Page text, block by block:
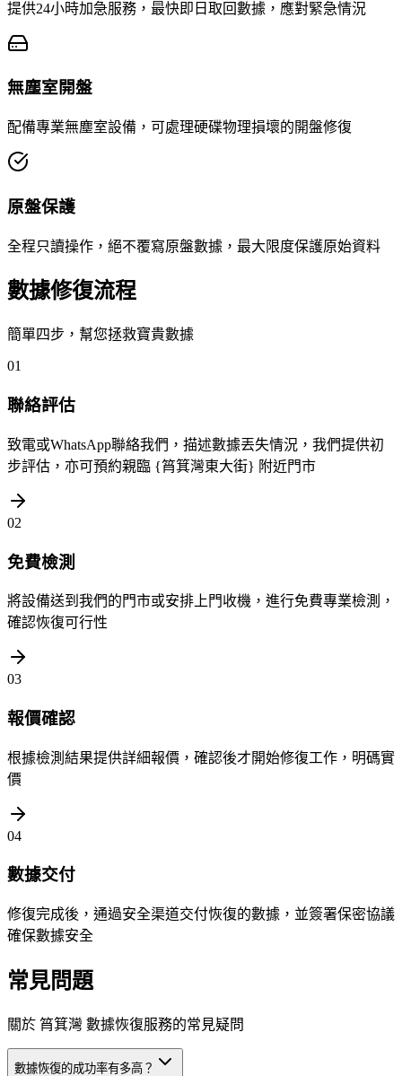
提供24小時加急服務，最快即日取回數據，應對緊急情況
無塵室開盤
配備專業無塵室設備，可處理硬碟物理損壞的開盤修復
原盤保護
全程只讀操作，絕不覆寫原盤數據，最大限度保護原始資料
數據修復流程
簡單四步，幫您拯救寶貴數據
01
聯絡評估
致電或WhatsApp聯絡我們，描述數據丟失情況，我們提供初
步評估，亦可預約親臨 {筲箕灣東大街} 附近門市
02
免費檢測
將設備送到我們的門市或安排上門收機，進行免費專業檢測，
確認恢復可行性
03
報價確認
根據檢測結果提供詳細報價，確認後才開始修復工作，明碼實
價
04
數據交付
修復完成後，通過安全渠道交付恢復的數據，並簽署保密協議
確保數據安全
常見問題
關於 筲箕灣 數據恢復服務的常見疑問
數據恢復的成功率有多高？